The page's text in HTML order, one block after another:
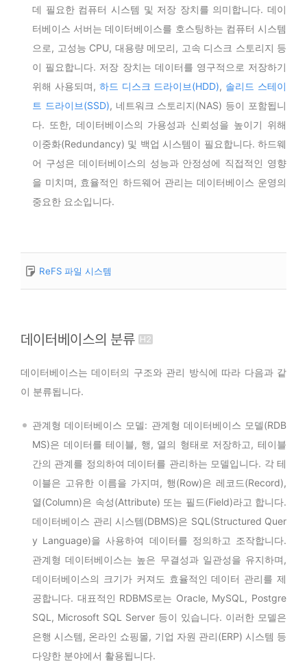
데 필요한 컴퓨터 시스템 및 저장 장치를 의미합니다. 데이
터베이스 서버는 데이터베이스를 호스팅하는 컴퓨터 시스템
으로, 고성능 CPU, 대용량 메모리, 고속 디스크 스토리지 등
이 필요합니다. 저장 장치는 데이터를 영구적으로 저장하기
위해 사용되며, 하드 디스크 드라이브(HDD), 솔리드 스테이
트 드라이브(SSD), 네트워크 스토리지(NAS) 등이 포함됩니
다. 또한, 데이터베이스의 가용성과 신뢰성을 높이기 위해
이중화(Redundancy) 및 백업 시스템이 필요합니다. 하드웨
어 구성은 데이터베이스의 성능과 안정성에 직접적인 영향
을 미치며, 효율적인 하드웨어 관리는 데이터베이스 운영의
중요한 요소입니다.
ReFS 파일 시스템
데이터베이스의 분류
데이터베이스는 데이터의 구조와 관리 방식에 따라 다음과 같
이 분류됩니다.
관계형 데이터베이스 모델: 관계형 데이터베이스 모델(RDB
MS)은 데이터를 테이블, 행, 열의 형태로 저장하고, 테이블
간의 관계를 정의하여 데이터를 관리하는 모델입니다. 각 테
이블은 고유한 이름을 가지며, 행(Row)은 레코드(Record),
열(Column)은 속성(Attribute) 또는 필드(Field)라고 합니다.
데이터베이스 관리 시스템(DBMS)은 SQL(Structured Quer
y Language)을 사용하여 데이터를 정의하고 조작합니다.
관계형 데이터베이스는 높은 무결성과 일관성을 유지하며,
데이터베이스의 크기가 커져도 효율적인 데이터 관리를 제
공합니다. 대표적인 RDBMS로는 Oracle, MySQL, Postgre
SQL, Microsoft SQL Server 등이 있습니다. 이러한 모델은
은행 시스템, 온라인 쇼핑몰, 기업 자원 관리(ERP) 시스템 등
다양한 분야에서 활용됩니다.